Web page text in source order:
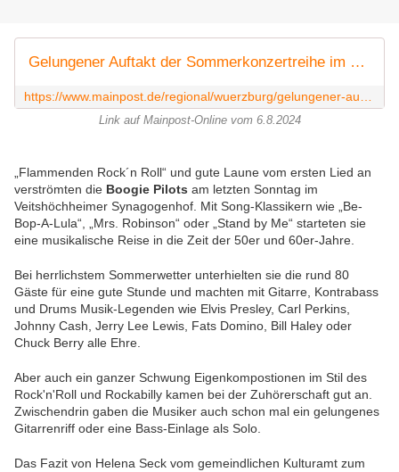
Gelungener Auftakt der Sommerkonzertreihe im Synagogenhof
Link auf Mainpost-Online vom 6.8.2024
„Flammenden Rock´n Roll“ und gute Laune vom ersten Lied an
verströmten die Boogie Pilots am letzten Sonntag im
Veitshöchheimer Synagogenhof. Mit Song-Klassikern wie „Be-
Bop-A-Lula“, „Mrs. Robinson“ oder „Stand by Me“ starteten sie
eine musikalische Reise in die Zeit der 50er und 60er-Jahre.
Bei herrlichstem Sommerwetter unterhielten sie die rund 80
Gäste für eine gute Stunde und machten mit Gitarre, Kontrabass
und Drums Musik-Legenden wie Elvis Presley, Carl Perkins,
Johnny Cash, Jerry Lee Lewis, Fats Domino, Bill Haley oder
Chuck Berry alle Ehre.
Aber auch ein ganzer Schwung Eigenkompostionen im Stil des
Rock'n'Roll und Rockabilly kamen bei der Zuhörerschaft gut an.
Zwischendrin gaben die Musiker auch schon mal ein gelungenes
Gitarrenriff oder eine Bass-Einlage als Solo.
Das Fazit von Helena Seck vom gemeindlichen Kulturamt zum